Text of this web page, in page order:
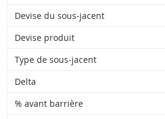
Devise du sous-jacent
Devise produit
Type de sous-jacent
Delta
% avant barrière